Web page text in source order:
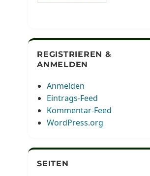
REGISTRIEREN &
ANMELDEN
Anmelden
Eintrags-Feed
Kommentar-Feed
WordPress.org
SEITEN